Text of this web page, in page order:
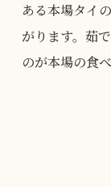
ある本場タイ
がります。茹
のが本場の食べ